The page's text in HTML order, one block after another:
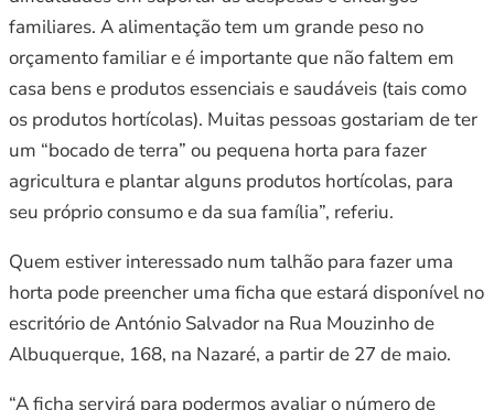
familiares. A alimentação tem um grande peso no
orçamento familiar e é importante que não faltem em
casa bens e produtos essenciais e saudáveis (tais como
os produtos hortícolas). Muitas pessoas gostariam de ter
um “bocado de terra” ou pequena horta para fazer
agricultura e plantar alguns produtos hortícolas, para
seu próprio consumo e da sua família”, referiu.
Quem estiver interessado num talhão para fazer uma
horta pode preencher uma ficha que estará disponível no
escritório de António Salvador na Rua Mouzinho de
Albuquerque, 168, na Nazaré, a partir de 27 de maio.
“A ficha servirá para podermos avaliar o número de